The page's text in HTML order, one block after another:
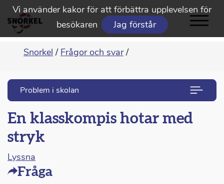
Vi använder kakor för att förbättra upplevelsen för
besökaren
Jag förstår
Snorkel / Frågor och svar /
Problem i skolan
En klasskompis hotar med
stryk
Lyssna
Fråga